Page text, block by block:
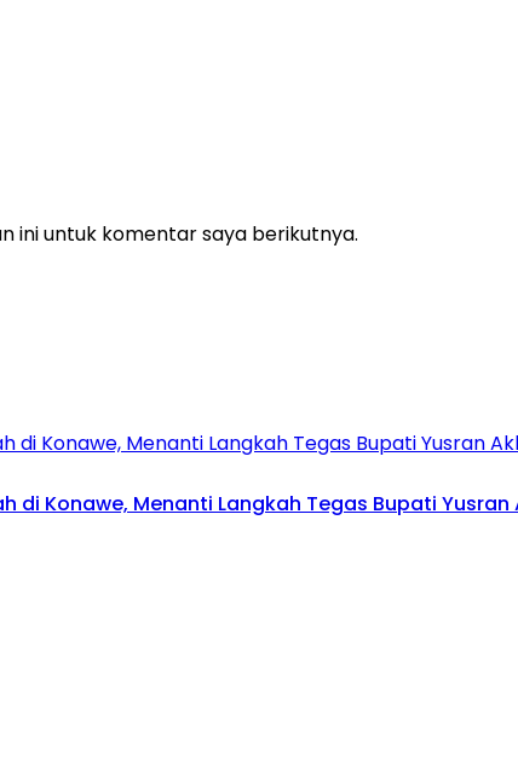
ini untuk komentar saya berikutnya.
di Konawe, Menanti Langkah Tegas Bupati Yusran